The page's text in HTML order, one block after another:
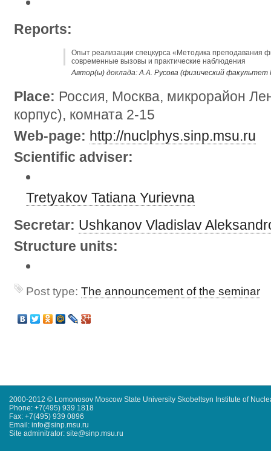
Reports:
Опыт реализации спецкурса «Методика преподавания
современные вызовы и практические наблюдения
Автор(ы) доклада: А.А. Русова (физический
Place: Россия, Москва, микрорайон
корпус), комната 2-15
Web-page: http://nuclphys.sinp.msu.ru
Scientific adviser:
Tretyakov Tatiana Yurievna
Secretar: Ushkanov Vladislav
Structure units:
Post type: The announcement of the seminar
2000-2012 © Lomonosov Moscow State University Skobeltsyn Institute of
Phone: +7(495) 939 1818
Fax: +7(495) 939 0896
Email: info@sinp.msu.ru
Site adminitrator: site@sinp.msu.ru